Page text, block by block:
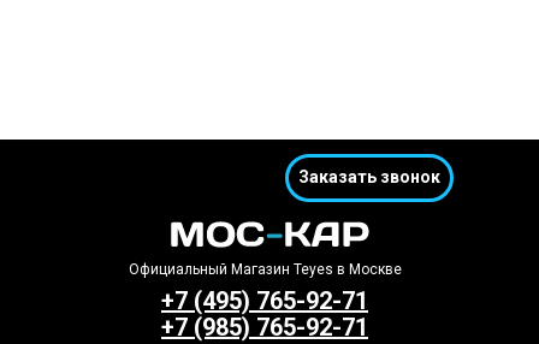
+7 (495) 765-92-71
+7 (985) 765-92-71
Заказать звонок
Официальный Магазин Teyes в Москве